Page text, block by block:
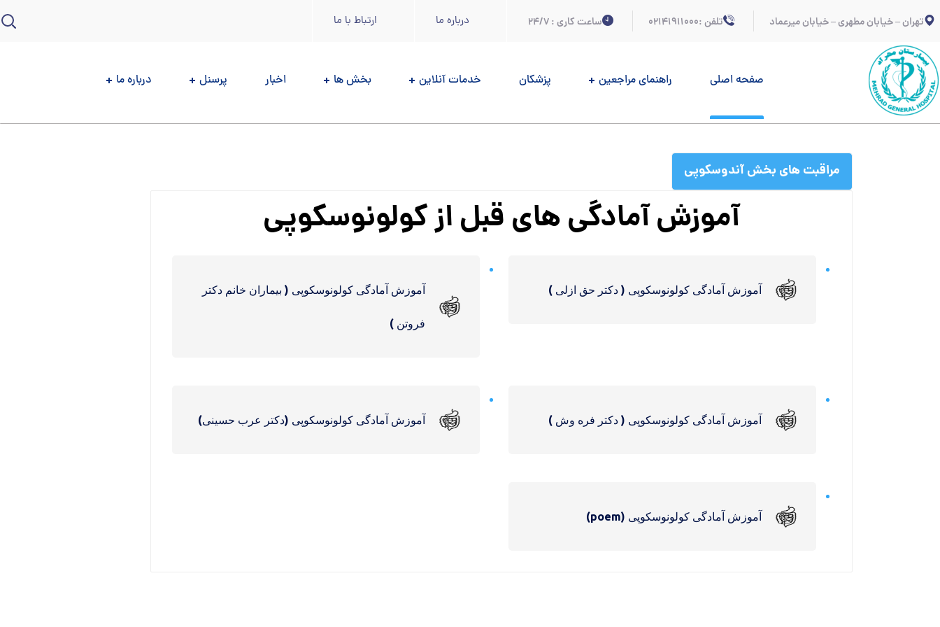
تهران – خیابان مطهری – خیابان میرعماد تلفن :02141911000 ساعت کاری : 24/7 درباره ما ارتباط با ما
صفحه اصلی راهنمای مراجعين پزشکان خدمات آنلاین بخش ها اخبار پرسنل درباره ما
مراقبت های بخش آندوسکوپی
آموزش آمادگی های قبل از کولونوسکوپی
آموزش آمادگی کولونوسکوپی ( دكتر حق ازلی ) آموزش آمادگی کولونوسکوپی ( بیماران خانم دکتر
فروتن )
آموزش آمادگی کولونوسکوپی ( دكتر فره وش ) آموزش آمادگی کولونوسکوپی (دکتر عرب حسینی)
آموزش آمادگی کولونوسکوپی (poem)